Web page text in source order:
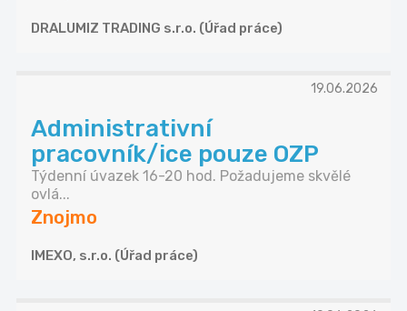
DRALUMIZ TRADING s.r.o. (Úřad práce)
19.06.2026
Administrativní
pracovník/ice pouze OZP
Týdenní úvazek 16-20 hod. Požadujeme skvělé
ovlá...
Znojmo
IMEXO, s.r.o. (Úřad práce)